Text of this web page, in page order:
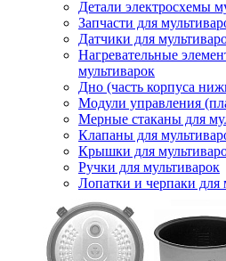
Детали электросхемы
Запчасти для
Датчики для
Нагревательные
мультиварок
Дно (часть корпуса
Модули управления
Мерные стаканы для
Клапаны для
Крышки для
Ручки для мультиварок
Лопатки и черпаки для